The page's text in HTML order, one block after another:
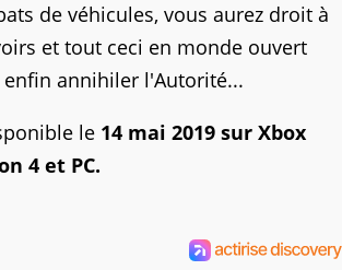
de véhicules, vous aurez droit à
et tout ceci en monde ouvert
annihiler l'Autorité...
le 14 mai 2019 sur Xbox
4 et PC.